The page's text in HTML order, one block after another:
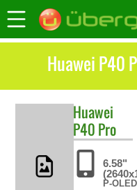
Huawei P40
Huawei
P40 Pro
6.58"
P-OLED